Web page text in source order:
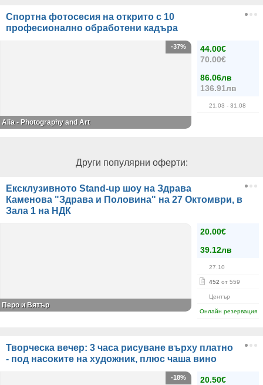
Спортна фотосесия на открито с 10
професионално обработени кадъра
44.00€
70.00€
86.06лв
136.91лв
21.03 - 31.08
-37%
Alia - Photography and Art
Други популярни оферти:
Ексклузивното Stand-up шоу на Здрава
Каменова "Здрава и Половина" на 27 Октомври, в
Зала 1 на НДК
20.00€
39.12лв
27.10
452 от 559
Център
Онлайн резервация
Перо и Вятър
Творческа вечер: 3 часа рисуване върху платно
- под насоките на художник, плюс чаша вино
20.50€
-18%